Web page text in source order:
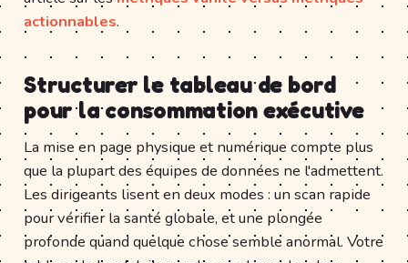
actionnables.
Structurer le tableau de bord
pour la consommation exécutive
La mise en page physique et numérique compte plus
que la plupart des équipes de données ne l'admettent.
Les dirigeants lisent en deux modes : un scan rapide
pour vérifier la santé globale, et une plongée
profonde quand quelque chose semble anormal. Votre